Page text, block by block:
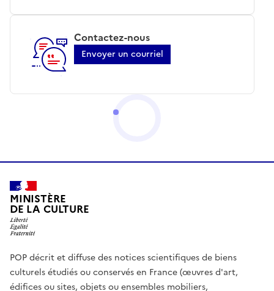
Contactez-nous
Envoyer un courriel
MINISTÈRE
DE LA CULTURE
POP décrit et diffuse des notices scientifiques de biens
culturels étudiés ou conservés en France (œuvres d'art,
édifices ou sites, objets ou ensembles mobiliers,